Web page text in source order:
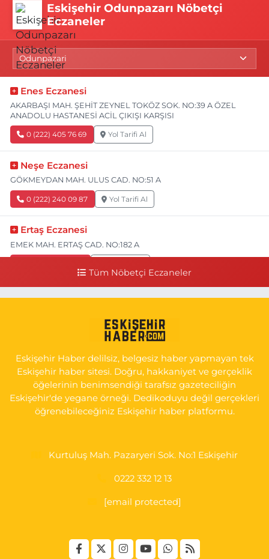
Eskişehir Odunpazarı Nöbetçi
Eczaneler
Enes Eczanesi
AKARBAŞI MAH. ŞEHİT ZEYNEL TOKÖZ SOK. NO:39 A ÖZEL
ANADOLU HASTANESİ ACİL ÇIKIŞI KARŞISI
0 (222) 405 76 69 Yol Tarifi Al
Neşe Eczanesi
GÖKMEYDAN MAH. ULUS CAD. NO:51 A
0 (222) 240 09 87 Yol Tarifi Al
Ertaş Eczanesi
EMEK MAH. ERTAŞ CAD. NO:182 A
YAN SOKAĞI POLİKLİNİK KAPISI TAM KARŞISI I
Yol Tarifi Al
Tüm Nöbetçi Eczaneler
Eskişehir Haber delilsiz, belgesiz haber yapmayan tek
Eskişehir haber sitesi. Doğru, hakkaniyet ve gerçeklik
öğelerinin benimsendiği tarafsız gazeteciliğin
Eskişehir'de yegane örneği. Dedikoduyu değil gerçekleri
öğrenebileceğiniz Eskişehir haber platformu.
Kurtuluş Mah. Pazaryeri Sok. No:1 Eskişehir
0222 332 12 13
[email protected]